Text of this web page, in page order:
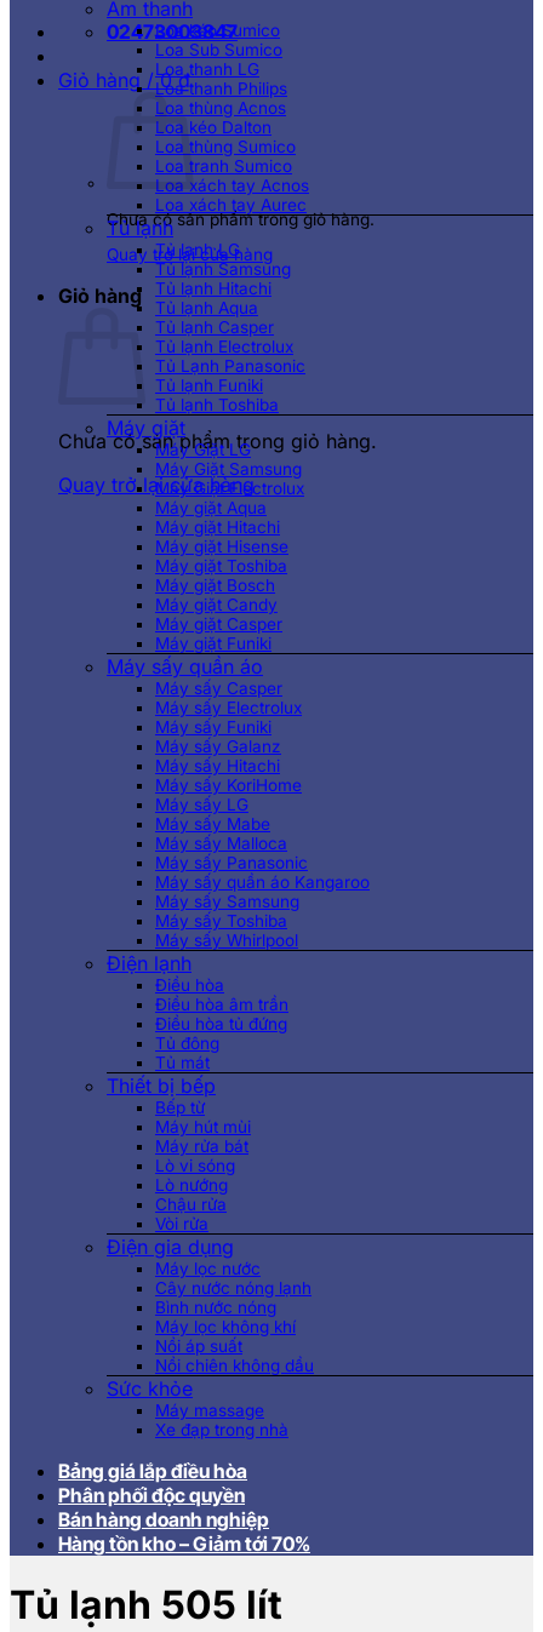
02473003847
Giỏ hàng /0₫
Chưa có sản phẩm trong giỏ hàng.
Quay trở lại cửa hàng
Giỏ hàng
Chưa có sản phẩm trong giỏ hàng.
Quay trở lại cửa hàng
Âm thanh
Loa kéo Sumico
Loa Sub Sumico
Loa thanh LG
Loa thanh Philips
Loa thùng Acnos
Loa kéo Dalton
Loa thùng Sumico
Loa tranh Sumico
Loa xách tay Acnos
Loa xách tay Aurec
Tủ lạnh
Tủ lạnh LG
Tủ lạnh Samsung
Tủ lạnh Hitachi
Tủ lạnh Aqua
Tủ lạnh Casper
Tủ lạnh Electrolux
Tủ Lạnh Panasonic
Tủ lạnh Funiki
Tủ lạnh Toshiba
Máy giặt
Máy Giặt LG
Máy Giặt Samsung
Máy Giặt Electrolux
Máy giặt Aqua
Máy giặt Hitachi
Máy giặt Hisense
Máy giặt Toshiba
Máy giặt Bosch
Máy giặt Candy
Máy giặt Casper
Máy giặt Funiki
Máy sấy quần áo
Máy sấy Casper
Máy sấy Electrolux
Máy sấy Funiki
Máy sấy Galanz
Máy sấy Hitachi
Máy sấy KoriHome
Máy sấy LG
Máy sấy Mabe
Máy sấy Malloca
Máy sấy Panasonic
Máy sấy quần áo Kangaroo
Máy sấy Samsung
Máy sấy Toshiba
Máy sấy Whirlpool
Điện lạnh
Điều hòa
Điều hòa âm trần
Điều hòa tủ đứng
Tủ đông
Tủ mát
Thiết bị bếp
Bếp từ
Máy hút mùi
Máy rửa bát
Lò vi sóng
Lò nướng
Chậu rửa
Vòi rửa
Điện gia dụng
Máy lọc nước
Cây nước nóng lạnh
Bình nước nóng
Máy lọc không khí
Nồi áp suất
Nồi chiên không dầu
Sức khỏe
Máy massage
Xe đạp trong nhà
Bảng giá lắp điều hòa
Phân phối độc quyền
Bán hàng doanh nghiệp
Hàng tồn kho – Giảm tới 70%
Tủ lạnh 505 lít